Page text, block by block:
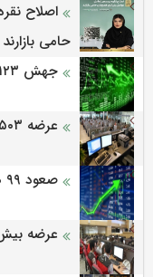
اصلاح
حامی بازارند
جهش ۱۲۳ هزار واحدی شاخص بورس
عرضه ۵۰۳ هزار تنی محصولات در بورس کالا
صعود ۹۹ هزار واحدی شاخص بورس
عرضه بیش‌از ۳.۲ میلیون تن محصول